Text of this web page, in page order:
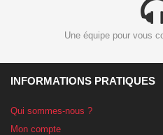
Une équipe pour vous
INFORMATIONS PRATIQUES
Qui sommes-nous ?
Mon compte